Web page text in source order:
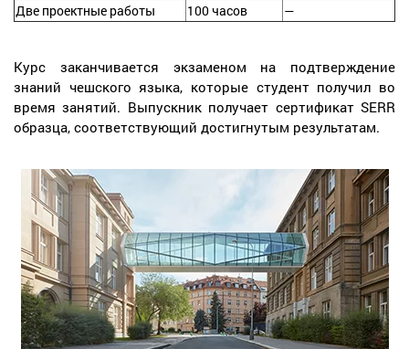
Две проектные работы
100 часов —
Курс заканчивается экзаменом на подтверждение
знаний чешского языка, которые студент получил во
время занятий. Выпускник получает сертификат SERR
образца, соответствующий достигнутым результатам.